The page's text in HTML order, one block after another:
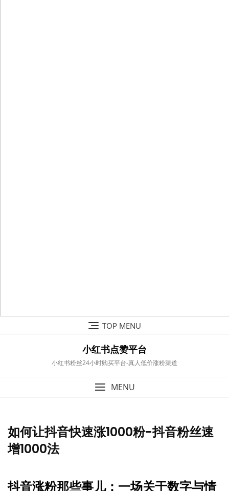
TOP MENU
小红书点赞平台
小红书粉丝24小时购买平台-真人低价涨粉渠道
MENU
如何让抖音快速涨1000粉-抖音粉丝速
增1000法
抖音涨粉那些事儿：一场关于数字与情